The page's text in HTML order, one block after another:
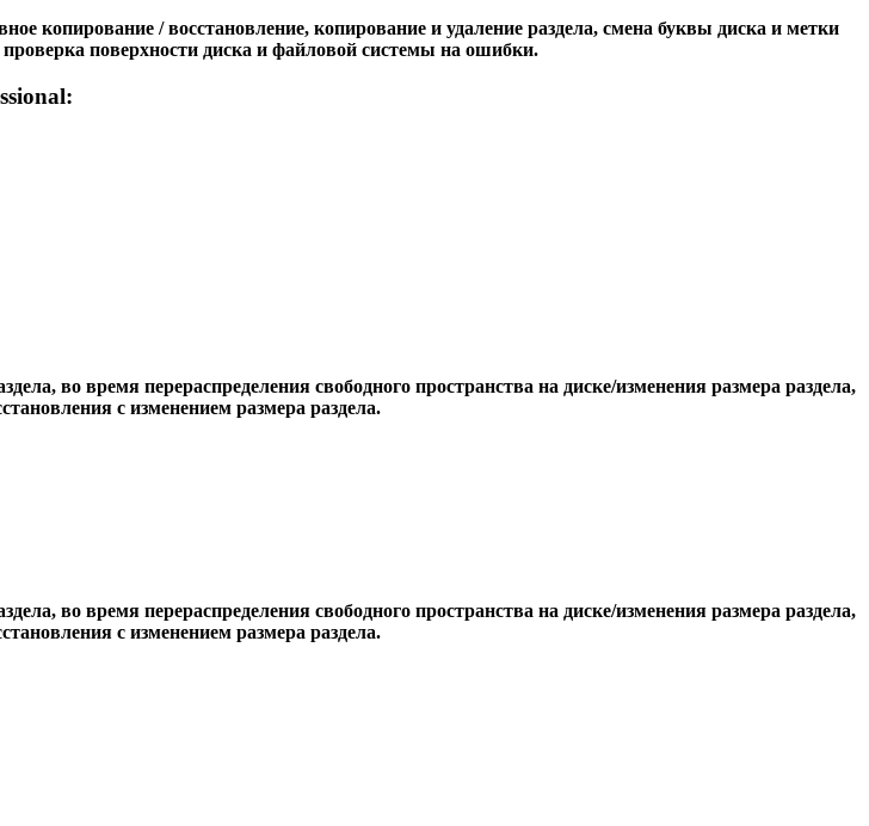
/ восстановление, копирование и удаление раздела, смена буквы диска и метки
поверхности диска и файловой системы на ошибки.
во время перераспределения свободного пространства на диске/изменения размера раздела,
с изменением размера раздела.
во время перераспределения свободного пространства на диске/изменения размера раздела,
с изменением размера раздела.